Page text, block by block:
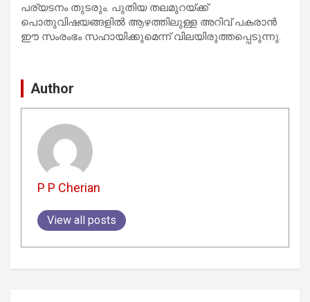
പര്യടനം തുടരും. പുതിയ തലമുറയ്ക്ക്
പൊതുവിഷയങ്ങളിൽ ആഴത്തിലുള്ള അറിവ് പകരാൻ
ഈ സംരംഭം സഹായിക്കുമെന്ന് വിലയിരുത്തപ്പെടുന്നു.
Author
P P Cherian
View all posts